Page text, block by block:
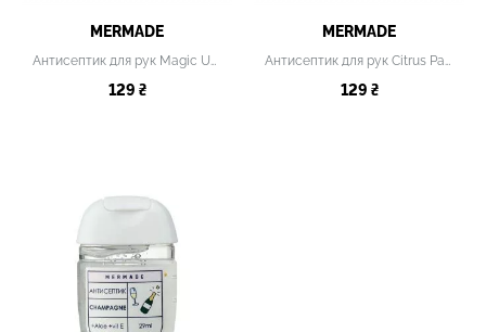
MERMADE
129 ₴
MERMADE
129 ₴